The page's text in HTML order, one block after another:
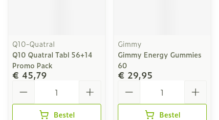
Q10-Quatral
Q10 Quatral Tabl 56+14
Promo Pack
€ 45,79
Bestel
Gimmy
Gimmy Energy Gummies
60
€ 29,95
Bestel